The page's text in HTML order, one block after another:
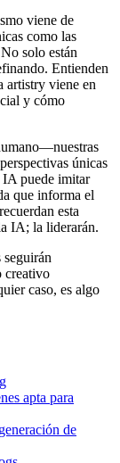
viene de
como las
solo están
Entienden
artistry viene en
y cómo
únicas
puede imitar
que informa el
esta
IA; la liderarán.
seguirán
creativo
caso, es algo
apta para
de